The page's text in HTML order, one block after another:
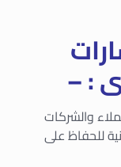
: –
والشركات
للحفاظ على